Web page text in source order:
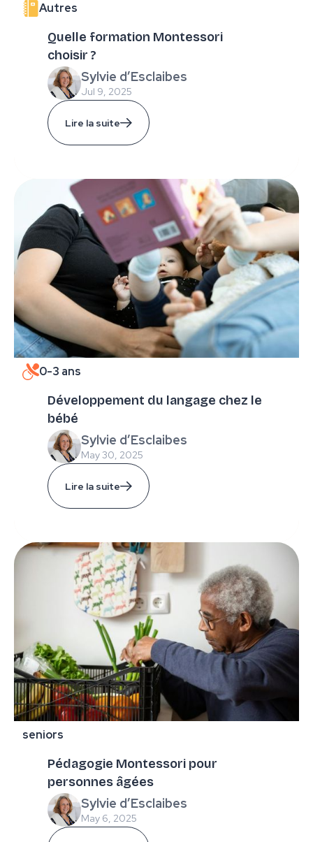
Autres
Quelle formation Montessori
choisir ?
Sylvie d’Esclaibes
Jul 9, 2025
Lire la suite
0-3 ans
Développement du langage chez le
bébé
Sylvie d’Esclaibes
May 30, 2025
Lire la suite
seniors
Pédagogie Montessori pour
personnes âgées
Sylvie d’Esclaibes
May 6, 2025